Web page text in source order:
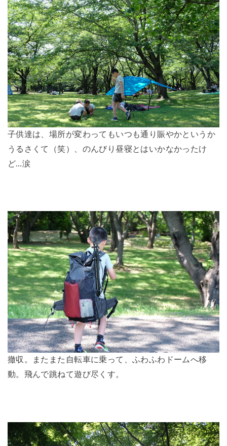
子供達は、場所が変わってもいつも通り賑やかというか
うるさくて（笑）、のんびり昼寝とはいかなかったけ
ど…涙
撤収。またまた自転車に乗って、ふわふわドームへ移
動。飛んで跳ねて遊び尽くす。